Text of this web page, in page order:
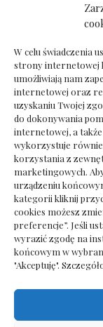
W celu świadczenia
strony internetowej
umożliwiają nam
internetowej oraz
uzyskaniu Twojej
do dokonywania
internetowej, a
wykorzystuje
korzystania z
marketingowych.
urządzeniu
kategorii kliknij
cookies możesz
preferencje”. Jeśli
wyrazić zgodę na
końcowym w
"Akceptuję".